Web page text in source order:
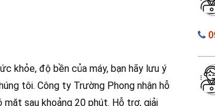
khỏe, độ bền của máy, bạn hãy lưu ý
tôi. Công ty Trường Phong nhận hỗ
sau khoảng 20 phút. Hỗ trợ, giải